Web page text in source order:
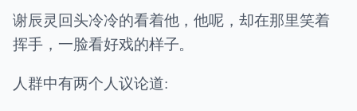
谢辰灵回头冷冷的看着他，他呢，却在那里笑着
挥手，一脸看好戏的样子。
人群中有两个人议论道: